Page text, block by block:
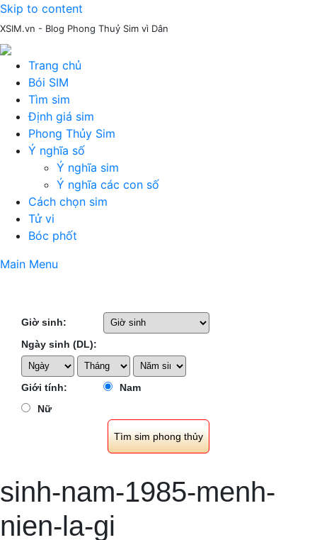
Skip to content
XSIM.vn - Blog Phong Thuỷ Sim vì Dân
Trang chủ
Bói SIM
Tìm sim
Định giá sim
Phong Thủy Sim
Ý nghĩa số
Ý nghĩa sim
Ý nghĩa các con số
Cách chọn sim
Tử vi
Bóc phốt
Main Menu
Giờ sinh:
Ngày sinh (DL):
Giới tính:
Nam
Nữ
sinh-nam-1985-menh-
nien-la-gi